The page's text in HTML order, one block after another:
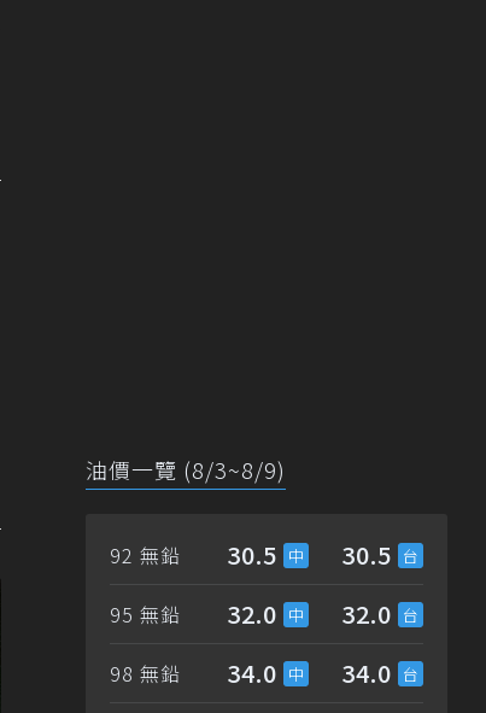
油價一覽 (8/3~8/9)
92 無鉛 30.5 30.5
95 無鉛 32.0 32.0
98 無鉛 34.0 34.0